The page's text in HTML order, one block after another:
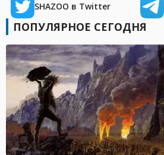
SHAZOO в Twitter
ПОПУЛЯРНОЕ СЕГОДНЯ